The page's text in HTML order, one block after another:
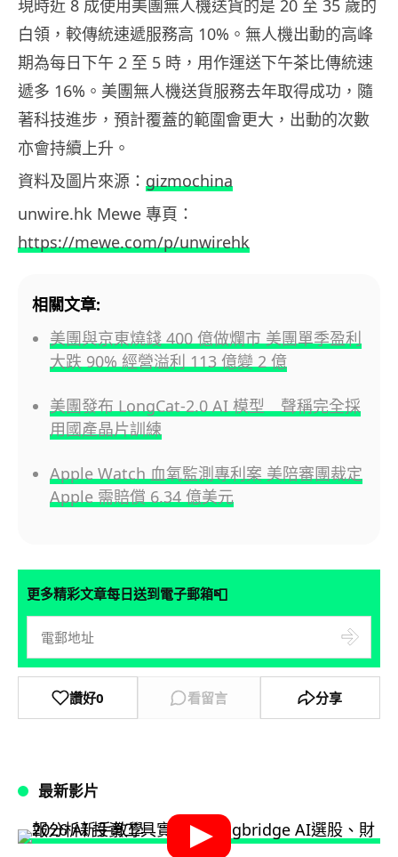
現時近 8 成使用美團無人機送貨的是 20 至 35 歲的
白領，較傳統速遞服務高 10%。無人機出動的高峰
期為每日下午 2 至 5 時，用作運送下午茶比傳統速
遞多 16%。美團無人機送貨服務去年取得成功，隨
著科技進步，預計覆蓋的範圍會更大，出動的次數
亦會持續上升。
資料及圖片來源： gizmochina
unwire.hk Mewe 專頁：
https://mewe.com/p/unwirehk
相關文章:
美團與京東燒錢 400 億做爛市 美團單季盈利
大跌 90% 經營溢利 113 億變 2 億
美團發布 LongCat-2.0 AI 模型 聲稱完全採
用國產晶片訓練
Apple Watch 血氧監測專利案 美陪審團裁定
Apple 需賠償 6.34 億美元
更多精彩文章每日送到電子郵箱📮
讚好0 看留言 分享
最新影片